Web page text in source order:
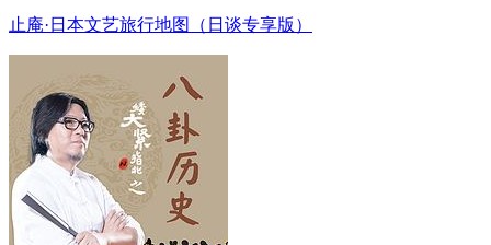
止庵·日本文艺旅行地图（日谈专享版）